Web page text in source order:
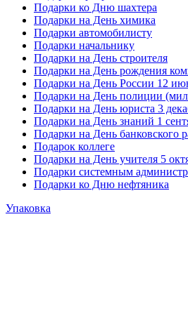
Подарки ко Дню шахтера
Подарки на День химика
Подарки автомобилисту
Подарки начальнику
Подарки на День строителя
Подарки на День рождения
Подарки на День России 12
Подарки на День полиции
Подарки на День юриста 3
Подарки на День знаний 1
Подарки на День банковского
Подарок коллеге
Подарки на День учителя 5
Подарки системным
Подарки ко Дню нефтяника
Упаковка